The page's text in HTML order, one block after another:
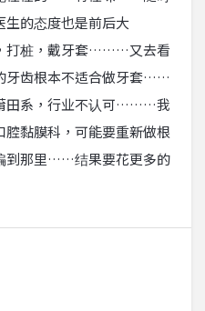
的态度也是前后大
桩，戴牙套………又去看
牙齿根本不适合做牙套……
田系，行业不认可………我
黏膜科，可能要重新做根
那里……结果要花更多的